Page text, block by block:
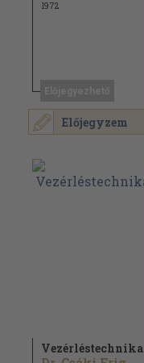
Előjegyzem
1972
Vezérléstechnika